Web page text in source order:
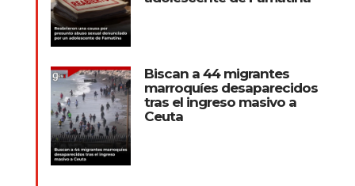
Biscan a 44 migrantes
marroquíes desaparecidos
tras el ingreso masivo a
Ceuta